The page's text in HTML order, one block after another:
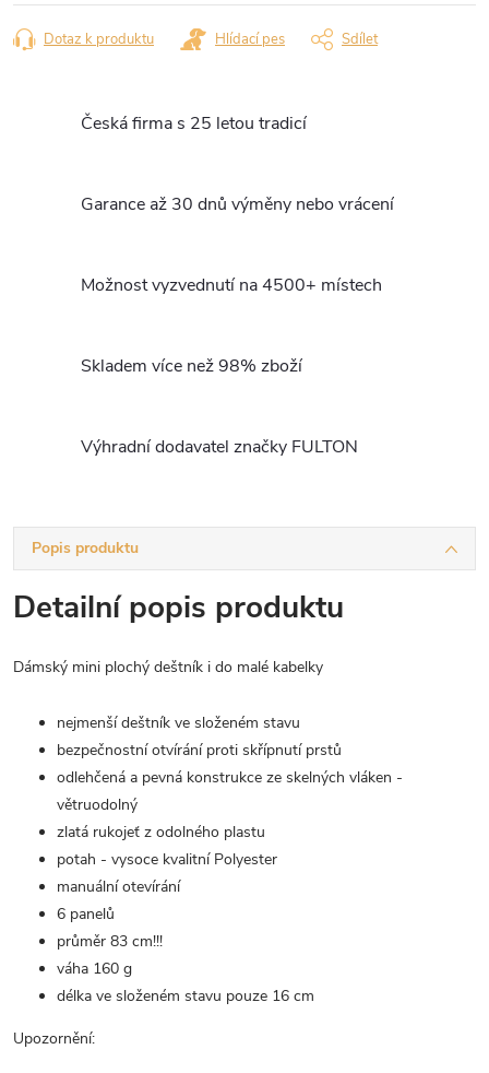
Dotaz k produktu Hlídací pes Sdílet
Česká firma s 25 letou tradicí
Garance až 30 dnů výměny nebo vrácení
Možnost vyzvednutí na 4500+ místech
Skladem více než 98% zboží
Výhradní dodavatel značky FULTON
Popis produktu
Detailní popis produktu
Dámský mini plochý deštník i do malé kabelky
nejmenší deštník ve složeném stavu
bezpečnostní otvírání proti skřípnutí prstů
odlehčená a pevná konstrukce ze skelných vláken -
větruodolný
zlatá rukojeť z odolného plastu
potah - vysoce kvalitní Polyester
manuální otevírání
6 panelů
průměr 83 cm!!!
váha 160 g
délka ve složeném stavu pouze 16 cm
Upozornění: